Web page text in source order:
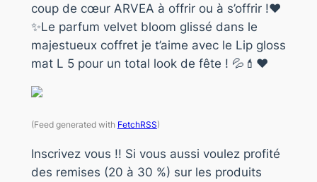
coup de cœur ARVEA à offrir ou à s’offrir !❤️
✨Le parfum velvet bloom glissé dans le
majestueux coffret je t’aime avec le Lip gloss
mat L 5 pour un total look de fête ! 💦💄❤️
(Feed generated with FetchRSS)
Inscrivez vous !! Si vous aussi voulez profité
des remises (20 à 30 %) sur les produits